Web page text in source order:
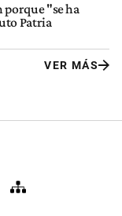
porque "se ha
Patria
VER MÁS